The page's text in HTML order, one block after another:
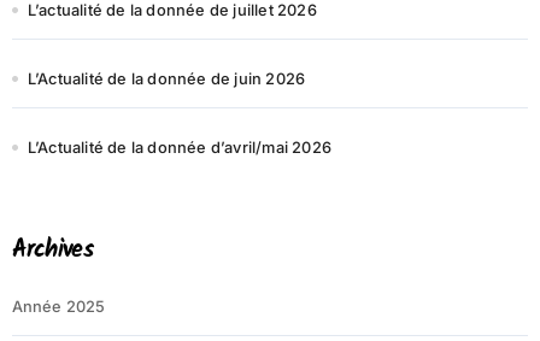
L’actualité de la donnée de juillet 2026
L’Actualité de la donnée de juin 2026
L’Actualité de la donnée d’avril/mai 2026
Archives
Année 2025